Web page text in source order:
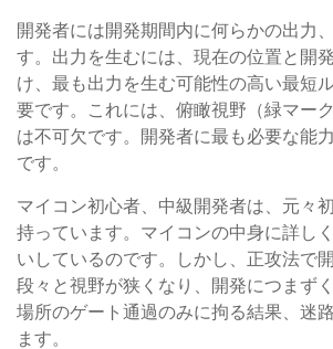
開発者には開発期間内に何らかの出力
す。出力を生むには、現在の位置と開
け、最も出力を生む可能性の高い最短
要です。これには、俯瞰視野（緑マー
は不可欠です。開発者に最も必要な能
です。
マイコン初心者、中級開発者は、元々
持っています。マイコンの中身に詳し
いしているのです。しかし、正攻法で
段々と視野が狭くなり、開発につまず
場所のゲート通過のみに拘る結果、迷
ます。